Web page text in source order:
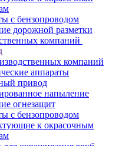
с бензопроводом
дорожной разметки
компаний
компаний
аппараты
привод
напыление
огнезащит
с бензопроводом
к окрасочным